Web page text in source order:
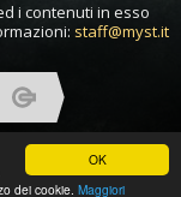
OK
dei cookie. Maggiori
i contenuti in esso
staff@myst.it